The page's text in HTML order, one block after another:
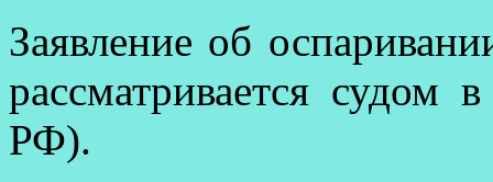
Заявление об
рассматривается
РФ).